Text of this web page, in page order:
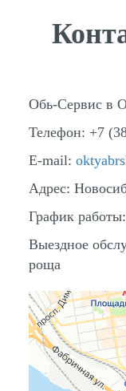
Обь-Сервис в
Телефон: +7
E-mail:
Адрес:
График работы:
Выездное
роща